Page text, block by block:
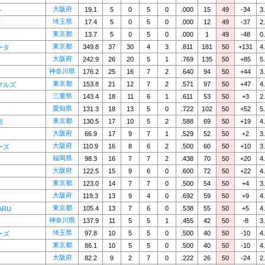
大阪府 19.1 5 0 5 0 .000 15 49 -34
埼玉県 17.4 5 0 5 0 .000 12 49 -37
東京都
13.7 5 0 5 0 .000 1 49 -48
タ
東京都 349.8 37 30 4 3 .811 181 50 +131
大阪府
242.9 26 20 5 1 .769 135 50 +85
神奈川県
176.2 25 16 7 2 .640 94 50 +44
ルズ
東京都 153.8 21 12 7 2 .571 97 50 +47
三重県
143.4 18 11 6 1 .611 53 50 +3
愛知県
131.3 18 13 5 0 .722 102 50 +52
東京都 130.5 17 10 5 2 .588 69 50 +19
大阪府
66.9 17 9 7 1 .529 52 50 +2
ズ
大阪府 110.9 16 8 6 2 .500 60 50 +10
福岡県
98.3 16 7 7 2 .438 70 50 +20
大阪府
122.5 15 9 6 0 .600 72 50 +22
東京都
123.0 14 7 7 0 .500 54 50 +4
大阪府
119.3 13 9 4 0 .692 59 50 +9
東京都 105.4 13 7 6 0 .538 55 50 +5
神奈川県
137.9 11 5 5 1 .455 42 50 -8
ズ
埼玉県 97.8 10 5 5 0 .500 40 50 -10
東京都
86.1 10 5 5 0 .500 40 50 -10
大阪府
82.2 9 2 7 0 .222 26 50 -24